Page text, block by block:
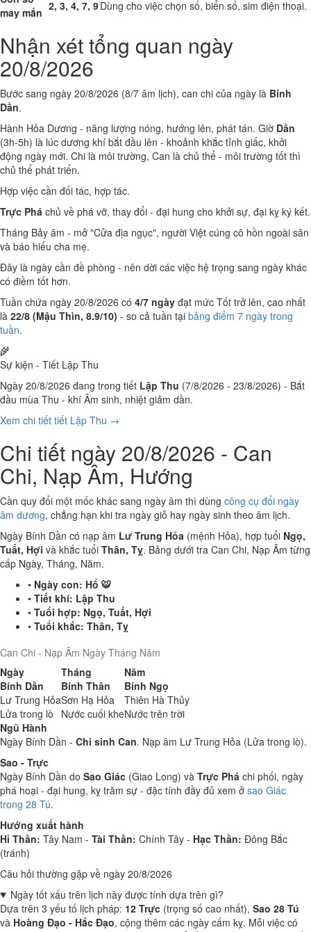
may mắn 2, 3, 4, 7, 9Dùng cho việc chọn số, biển số, sim điện thoại.
Nhận xét tổng quan ngày
20/8/2026
Bước sang ngày 20/8/2026 (8/7 âm lịch), can chi của ngày là Bính
Dần.
Hành Hỏa Dương - năng lượng nóng, hướng lên, phát tán. Giờ Dần
(3h-5h) là lúc dương khí bắt đầu lên - khoảnh khắc tỉnh giấc, khởi
động ngày mới. Chi là môi trường, Can là chủ thể - môi trường tốt thì
chủ thể phát triển.
Hợp việc cần đối tác, hợp tác.
Trực Phá chủ về phá vỡ, thay đổi - đại hung cho khởi sự, đại kỵ ký kết.
Tháng Bảy âm - mở "Cửa địa ngục", người Việt cúng cô hồn ngoài sân
và báo hiếu cha mẹ.
Đây là ngày cần đề phòng - nên dời các việc hệ trọng sang ngày khác
có điềm tốt hơn.
Tuần chứa ngày 20/8/2026 có 4/7 ngày đạt mức Tốt trở lên, cao nhất
là 22/8 (Mậu Thìn, 8.9/10) - so cả tuần tại bảng điểm 7 ngày trong
tuần.
🌾
Sự kiện - Tiết Lập Thu
Ngày 20/8/2026 đang trong tiết Lập Thu (7/8/2026 - 23/8/2026) - Bắt
đầu mùa Thu - khí Âm sinh, nhiệt giảm dần.
Xem chi tiết tiết Lập Thu →
Chi tiết ngày 20/8/2026 - Can
Chi, Nạp Âm, Hướng
Cần quy đổi một mốc khác sang ngày âm thì dùng công cụ đổi ngày
âm dương, chẳng hạn khi tra ngày giỗ hay ngày sinh theo âm lịch.
Ngày Bính Dần có nạp âm Lư Trung Hỏa (mệnh Hỏa), hợp tuổi Ngọ,
Tuất, Hợi và khắc tuổi Thân, Tỵ. Bảng dưới tra Can Chi, Nạp Âm từng
cấp Ngày, Tháng, Năm.
• Ngày con: Hổ 🐯
• Tiết khí: Lập Thu
• Tuổi hợp: Ngọ, Tuất, Hợi
• Tuổi khắc: Thân, Tỵ
Can Chi - Nạp Âm Ngày Tháng Năm
Ngày
Tháng
Năm
Bính Dần
Bính Thân
Bính Ngọ
Lư Trung HỏaSơn Hạ Hỏa
Thiên Hà Thủy
Lửa trong lò
Nước cuối kheNước trên trời
Ngũ Hành
Ngày Bính Dần - Chi sinh Can. Nạp âm Lư Trung Hỏa (Lửa trong lò).
Sao - Trực
Ngày Bính Dần do Sao Giác (Giao Long) và Trực Phá chi phối, ngày
phá hoại - đại hung, kỵ trăm sự - đặc tính đầy đủ xem ở sao Giác
trong 28 Tú.
Hướng xuất hành
Hỉ Thần: Tây Nam - Tài Thần: Chính Tây - Hạc Thần: Đông Bắc
(tránh)
Câu hỏi thường gặp về ngày 20/8/2026
Ngày tốt xấu trên lịch này được tính dựa trên gì?
Dựa trên 3 yếu tố lịch pháp: 12 Trực (trọng số cao nhất), Sao 28 Tú
và Hoàng Đạo - Hắc Đạo, cộng thêm các ngày cấm kỵ. Mỗi việc có